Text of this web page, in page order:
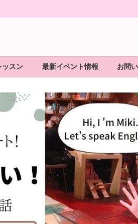
ッスン 最新イベント情報 お問